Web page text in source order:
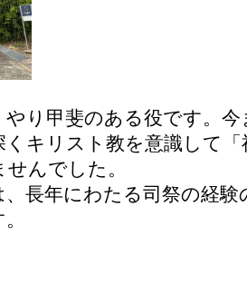
やり甲斐のある役です。今
キリスト教を意識して
んでした。
長年にわたる司祭の経験